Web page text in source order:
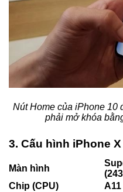
Nút Home của iPhone 10
phải mở khóa
3. Cấu hình iPhone
Màn hình
Chip (CPU)
A11